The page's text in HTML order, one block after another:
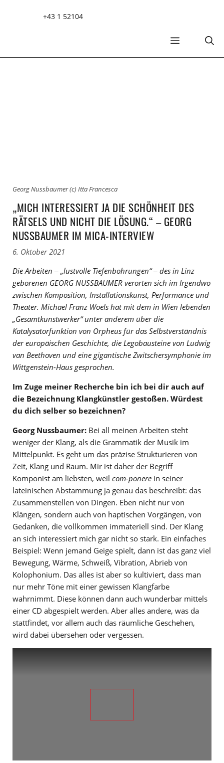
+43 1 52104
MENÜ
Georg Nussbaumer (c) Itta Francesca
„MICH INTERESSIERT JA DIE SCHÖNHEIT DES
RÄTSELS UND NICHT DIE LÖSUNG.“ – GEORG
NUSSBAUMER IM MICA-INTERVIEW
6. Oktober 2021
Die Arbeiten ‒ „lustvolle Tiefenbohrungen“ ‒ des in Linz
geborenen GEORG NUSSBAUMER verorten sich im Irgendwo
zwischen Komposition, Installationskunst, Performance und
Theater. Michael Franz Woels hat mit dem in Wien lebenden
„Gesamtkunstwerker“ unter anderem über die
Katalysatorfunktion von Orpheus für das Selbstverständnis
der europäischen Geschichte, die Legobausteine von Ludwig
van Beethoven und eine gigantische Zwitschersymphonie im
Wittgenstein-Haus gesprochen.
Im Zuge meiner Recherche bin ich bei dir auch auf
die Bezeichnung Klangkünstler gestoßen. Würdest
du dich selber so bezeichnen?
Georg Nussbaumer: Bei all meinen Arbeiten steht
weniger der Klang, als die Grammatik der Musik im
Mittelpunkt. Es geht um das präzise Strukturieren von
Zeit, Klang und Raum. Mir ist daher der Begriff
Komponist am liebsten, weil com-ponere in seiner
lateinischen Abstammung ja genau das beschreibt: das
Zusammenstellen von Dingen. Eben nicht nur von
Klängen, sondern auch von haptischen Vorgängen, von
Gedanken, die vollkommen immateriell sind. Der Klang
an sich interessiert mich gar nicht so stark. Ein einfaches
Beispiel: Wenn jemand Geige spielt, dann ist das ganz viel
Bewegung, Wärme, Schweiß, Vibration, Abrieb von
Kolophonium. Das alles ist aber so kultiviert, dass man
nur mehr Töne mit einer gewissen Klangfarbe
wahrnimmt. Diese können dann auch wunderbar mittels
einer CD abgespielt werden. Aber alles andere, was da
stattfindet, vor allem auch das räumliche Geschehen,
wird dabei übersehen oder vergessen.